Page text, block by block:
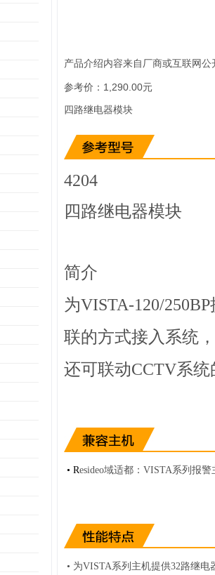
产品介绍内容来自厂商或互联网
参考价：1,290.00元
四路继电器模块
4204
四路继电器模块
简介
为VISTA-120/
联的方式接入系统
还可联动CCTV系
• Resideo域适都：VISTA系列报警
• 为VISTA系列主机提供32路继电